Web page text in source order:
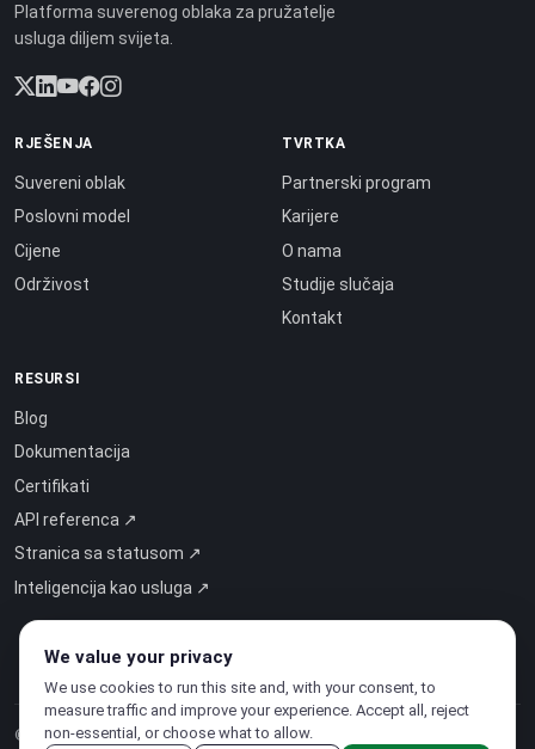
Platforma suverenog oblaka za pružatelje
usluga diljem svijeta.
RJEŠENJA
Suvereni oblak
Poslovni model
Cijene
Održivost
TVRTKA
Partnerski program
Karijere
O nama
Studije slučaja
Kontakt
RESURSI
Blog
Dokumentacija
Certifikati
API referenca ↗
Stranica sa statusom ↗
Inteligencija kao usluga ↗
© 2026 CloudSigma Holding AG.Sva prava pridržana
We value your privacy
We use cookies to run this site and, with your consent, to
measure traffic and improve your experience. Accept all, reject
non-essential, or choose what to allow.